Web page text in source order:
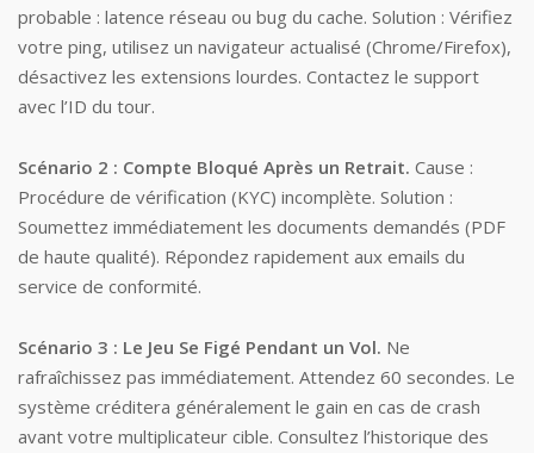
probable : latence réseau ou bug du cache. Solution : Vérifiez
votre ping, utilisez un navigateur actualisé (Chrome/Firefox),
désactivez les extensions lourdes. Contactez le support
avec l’ID du tour.
Scénario 2 : Compte Bloqué Après un Retrait. Cause :
Procédure de vérification (KYC) incomplète. Solution :
Soumettez immédiatement les documents demandés (PDF
de haute qualité). Répondez rapidement aux emails du
service de conformité.
Scénario 3 : Le Jeu Se Figé Pendant un Vol. Ne
rafraîchissez pas immédiatement. Attendez 60 secondes. Le
système créditera généralement le gain en cas de crash
avant votre multiplicateur cible. Consultez l’historique des